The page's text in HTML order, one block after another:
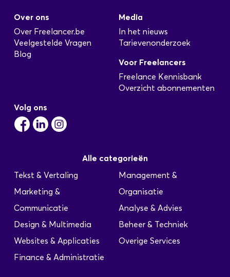
Over ons
Over Freelancer.be
Veelgestelde Vragen
Blog
Media
In het nieuws
Tarievenonderzoek
Voor Freelancers
Freelance Kennisbank
Overzicht abonnementen
Volg ons
Alle categorieën
Tekst & Vertaling
Marketing &
Communicatie
Design & Multimedia
Websites & Applicaties
Finance & Administratie
Management &
Organisatie
Analyse & Advies
Beheer & Techniek
Overige Services